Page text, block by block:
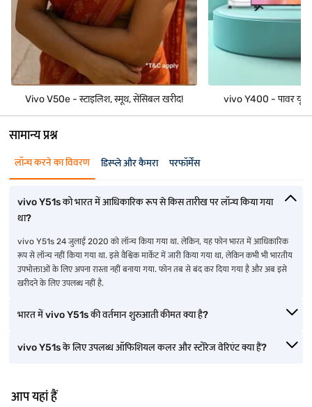
Vivo V50e - स्टाइलिश, स्मूथ, सेंसिबल खरीद! vivo Y400 - पावर
सामान्य प्रश्न
लॉन्च करने का विवरण डिस्प्ले और कैमरा परफॉर्मेंस
vivo Y51s को भारत में आधिकारिक रूप से किस तारीख पर लॉन्च किया गया
था?
vivo Y51s 24 जुलाई 2020 को लॉन्च किया गया था. लेकिन, यह फोन भारत में आधिकारिक
रूप से लॉन्च नहीं किया गया था. इसे वैश्विक मार्केट में जारी किया गया था, लेकिन कभी भी भारतीय
उपभोक्ताओं के लिए अपना रास्ता नहीं बनाया गया. फोन तब से बंद कर दिया गया है और अब इसे
खरीदने के लिए उपलब्ध नहीं है.
भारत में vivo Y51s की वर्तमान शुरुआती कीमत क्या है?
vivo Y51s के लिए उपलब्ध ऑफिशियल कलर और स्टोरेज वेरिएंट क्या हैं?
आप यहां हैं